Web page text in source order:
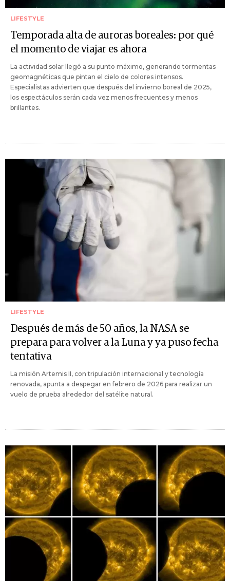
LIFESTYLE
Temporada alta de auroras boreales: por qué
el momento de viajar es ahora
La actividad solar llegó a su punto máximo, generando tormentas
geomagnéticas que pintan el cielo de colores intensos.
Especialistas advierten que después del invierno boreal de 2025,
los espectáculos serán cada vez menos frecuentes y menos
brillantes.
LIFESTYLE
Después de más de 50 años, la NASA se
prepara para volver a la Luna y ya puso fecha
tentativa
La misión Artemis II, con tripulación internacional y tecnología
renovada, apunta a despegar en febrero de 2026 para realizar un
vuelo de prueba alrededor del satélite natural.